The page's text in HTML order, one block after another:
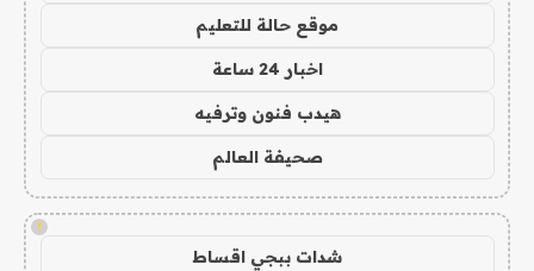
موقع حالة للتعليم
اخبار 24 ساعة
هيدب فنون وترفيه
صحيفة العالم
!
شدات ببجي اقساط